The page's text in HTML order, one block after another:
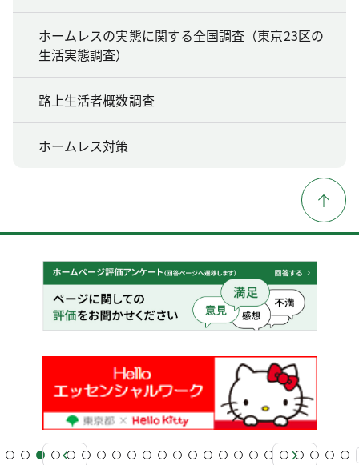
ホームレスの実態に関する全国調査（東京23区の
生活実態調査）
路上生活者概数調査
ホームレス対策